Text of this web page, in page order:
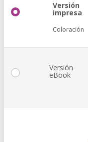
Versión
impresa
Coloración
Versión
eBook